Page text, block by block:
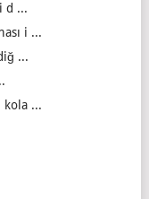
d ...
i ...
...
kola ...